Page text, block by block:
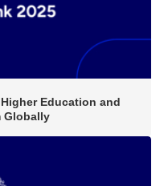
Education and
Globally